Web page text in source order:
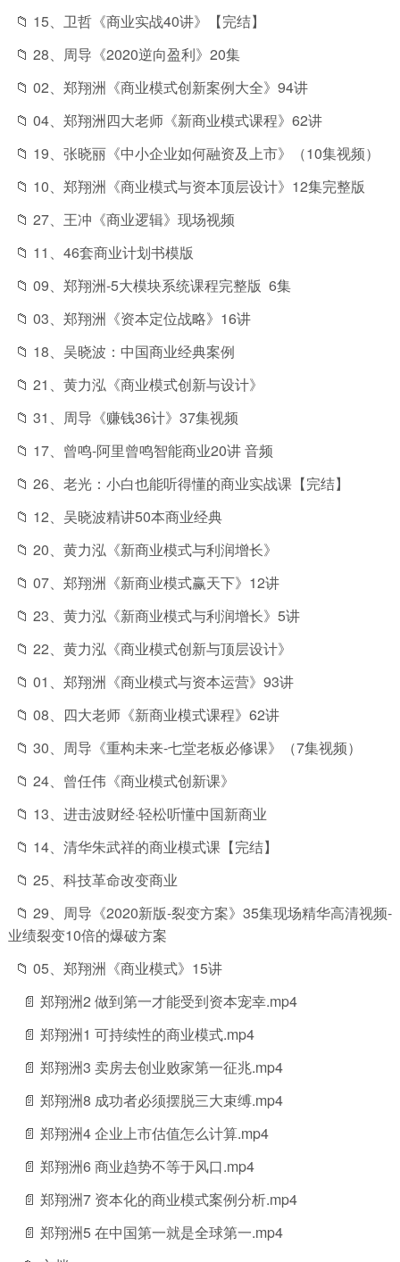
📁 15、卫哲《商业实战40讲》【完结】
📁 28、周导《2020逆向盈利》20集
📁 02、郑翔洲《商业模式创新案例大全》94讲
📁 04、郑翔洲四大老师《新商业模式课程》62讲
📁 19、张晓丽《中小企业如何融资及上市》（10集视频）
📁 10、郑翔洲《商业模式与资本顶层设计》12集完整版
📁 27、王冲《商业逻辑》现场视频
📁 11、46套商业计划书模版
📁 09、郑翔洲-5大模块系统课程完整版 6集
📁 03、郑翔洲《资本定位战略》16讲
📁 18、吴晓波：中国商业经典案例
📁 21、黄力泓《商业模式创新与设计》
📁 31、周导《赚钱36计》37集视频
📁 17、曾鸣-阿里曾鸣智能商业20讲 音频
📁 26、老光：小白也能听得懂的商业实战课【完结】
📁 12、吴晓波精讲50本商业经典
📁 20、黄力泓《新商业模式与利润增长》
📁 07、郑翔洲《新商业模式赢天下》12讲
📁 23、黄力泓《新商业模式与利润增长》5讲
📁 22、黄力泓《商业模式创新与顶层设计》
📁 01、郑翔洲《商业模式与资本运营》93讲
📁 08、四大老师《新商业模式课程》62讲
📁 30、周导《重构未来-七堂老板必修课》（7集视频）
📁 24、曾任伟《商业模式创新课》
📁 13、进击波财经·轻松听懂中国新商业
📁 14、清华朱武祥的商业模式课【完结】
📁 25、科技革命改变商业
📁 29、周导《2020新版-裂变方案》35集现场精华高清视频-
业绩裂变10倍的爆破方案
📁 05、郑翔洲《商业模式》15讲
📄 郑翔洲2 做到第一才能受到资本宠幸.mp4
📄 郑翔洲1 可持续性的商业模式.mp4
📄 郑翔洲3 卖房去创业败家第一征兆.mp4
📄 郑翔洲8 成功者必须摆脱三大束缚.mp4
📄 郑翔洲4 企业上市估值怎么计算.mp4
📄 郑翔洲6 商业趋势不等于风口.mp4
📄 郑翔洲7 资本化的商业模式案例分析.mp4
📄 郑翔洲5 在中国第一就是全球第一.mp4